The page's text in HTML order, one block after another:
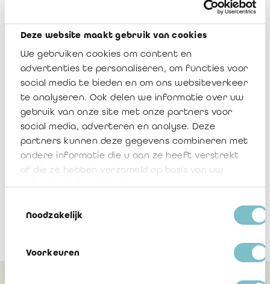
Deze website maakt gebruik van cookies
We gebruiken cookies om content en
advertenties te personaliseren, om functies voor
social media te bieden en om ons websiteverkeer
te analyseren. Ook delen we informatie over uw
gebruik van onze site met onze partners voor
social media, adverteren en analyse. Deze
partners kunnen deze gegevens combineren met
andere informatie die u aan ze heeft verstrekt
of die ze hebben verzameld op basis van uw
Noodzakelijk
Voorkeuren
Nous attirons votre attention sur le fait que vous pouvez
demander, viareg@ibr-ire.be,l'avis du Comité exécutif
de constituer une société de révision ou de modifier les statuts.
Cela vous permettra de vous assurer que vos statuts
répondent aux exigences légales d'une société de révision et
vous épargnera des démarches administratives inutiles.
Si vous avez des questions supplémentaires, n'hésitez pas à
contacter le service Registre par e-mail (reg@ibr-ire.be